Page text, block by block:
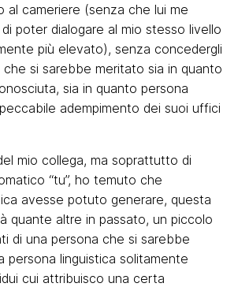
al cameriere (senza che lui me
poter dialogare al mio stesso livello
più elevato), senza concedergli
che si sarebbe meritato sia in quanto
sia in quanto persona
adempimento dei suoi uffici
mio collega, ma soprattutto di
“tu”, ho temuto che
avesse potuto generare, questa
quante altre in passato, un piccolo
di una persona che si sarebbe
persona linguistica solitamente
cui attribuisco una certa